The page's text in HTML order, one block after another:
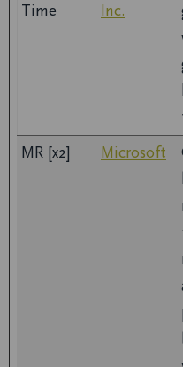
Time
Inc.
MR [x2] Microsoft